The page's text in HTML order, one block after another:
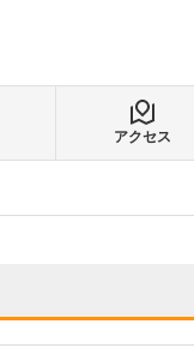
アクセス